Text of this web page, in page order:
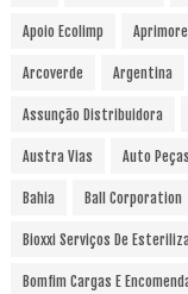
Apoio Ecolimp Aprimore
Arcoverde Argentina
Assunção Distribuidora
Austra Vias Auto
Bahia Ball Corporation
Bioxxi Serviços De
Bomfim Cargas E